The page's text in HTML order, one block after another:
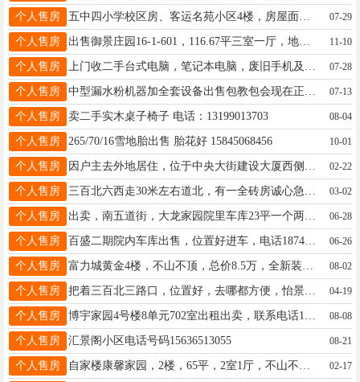
个人售房 07-29
个人售房 出售御景庄园16-1-601，116.67平三室一厅，地下车位一个，屋里自己装的质量用料嘎嘎地，床跟沙发都是真皮的，房子车位一共一起出售一共39.8万。电话15546008200 11-10
个人售房 07-28
个人售房 07-13
个人售房 卖二手实木桌子椅子 电话：13199013703 08-04
个人售房 265/70/16雪地胎出售 胎花好 15845068456 10-01
个人售房 02-22
个人售房 03-02
个人售房 06-28
个人售房 百盛二期院内车库出售，位置好进车，电话18745554088 06-26
个人售房 08-02
个人售房 把着三百北三路口，位置好，去哪都方便，怡景家园二期 5楼60多平，下楼就是一小六中，拎包入住，价格:15.8万，电话:13763716554微信同步 04-19
个人售房 08-08
个人售房 汇景阁小区电话号码15636513055 08-21
个人售房 02-17